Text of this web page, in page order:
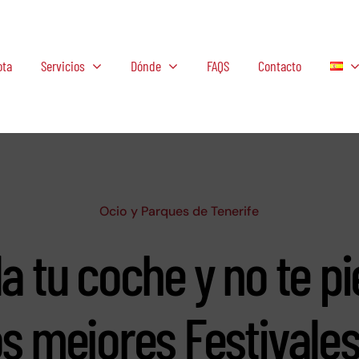
Servicios Dónde FAQS Contacto
Ocio y Parques de Tenerife
tu coche y no te
mejores